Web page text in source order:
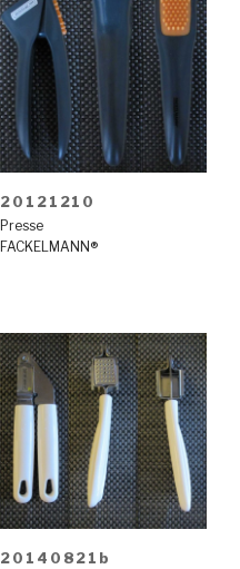
20121210
Presse
FACKELMANN®
20140821b